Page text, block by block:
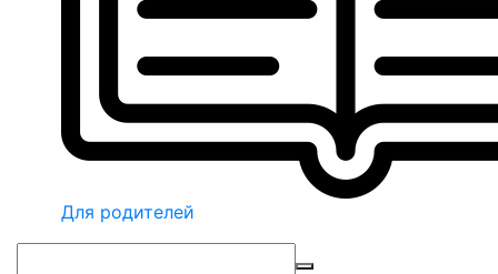
Для родителей